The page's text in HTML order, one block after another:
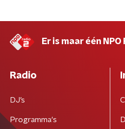
Er is maar één NPO
Radio
DJ’s
Programma's